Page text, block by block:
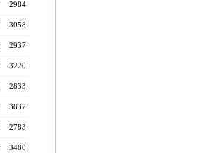
2984
3058
2937
3220
2833
3837
2783
3480